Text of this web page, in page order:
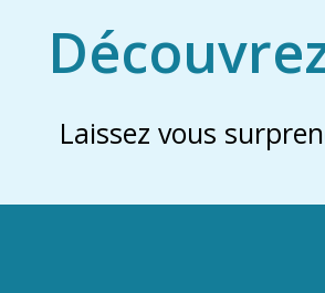
Laissez vous